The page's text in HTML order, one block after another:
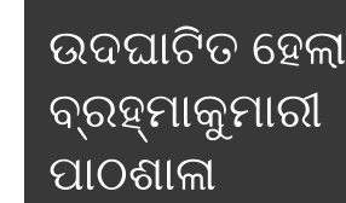
ଉଦଘାଟିତ ହେଲା
ବ୍ରହ୍ମାକୁମାରୀ
ପାଠଶାଳା